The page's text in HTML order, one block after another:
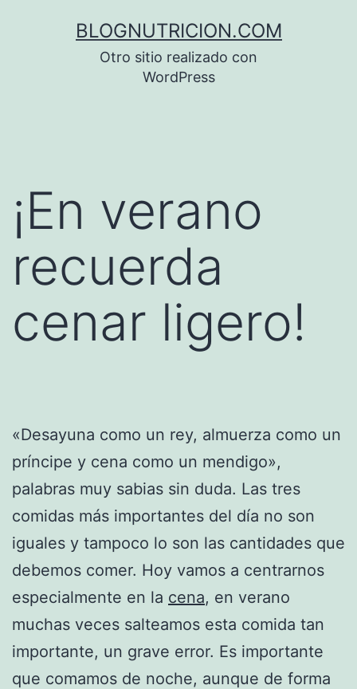
BLOGNUTRICION.COM
Otro sitio realizado con
WordPress
¡En verano
recuerda
cenar ligero!
«Desayuna como un rey, almuerza como un
príncipe y cena como un mendigo»,
palabras muy sabias sin duda. Las tres
comidas más importantes del día no son
iguales y tampoco lo son las cantidades que
debemos comer. Hoy vamos a centrarnos
especialmente en la cena, en verano
muchas veces salteamos esta comida tan
importante, un grave error. Es importante
que comamos de noche, aunque de forma